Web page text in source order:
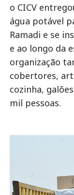
o CICV
água potável
Ramadi e se
e ao longo da
organização
cobertores,
cozinha,
mil pessoas.